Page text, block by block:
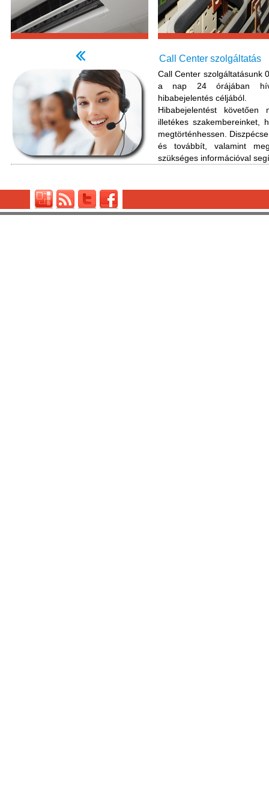
Call Center szolgáltatás
Call Center szolgáltatásunk
a nap 24 órájában
hibabejelentés céljából.
Hibabejelentést
illetékes szakembereinket,
megtörténhessen.
és továbbít, valamint
szükséges információval